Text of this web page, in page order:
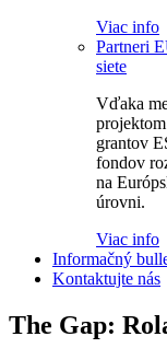
Viac info
Partneri
siete
Vďaka
grantov
fondov
na
úrovni.
Viac info
Informačný
Kontaktujte nás
The Gap: